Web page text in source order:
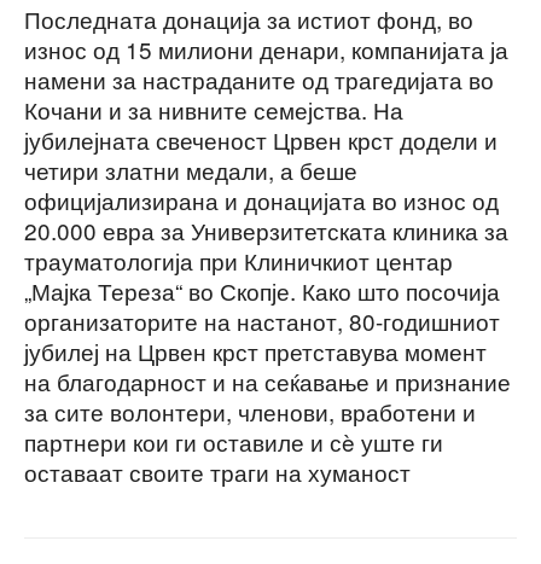
Последната донација за истиот фонд, во
износ од 15 милиони денари, компанијата ја
намени за настраданите од трагедијата во
Кочани и за нивните семејства. На
јубилејната свеченост Црвен крст додели и
четири златни медали, а беше
официјализирана и донацијата во износ од
20.000 евра за Универзитетската клиника за
трауматологија при Клиничкиот центар
„Мајка Тереза“ во Скопје. Како што посочија
организаторите на настанот, 80-годишниот
јубилеј на Црвен крст претставува момент
на благодарност и на сеќавање и признание
за сите волонтери, членови, вработени и
партнери кои ги оставиле и сè уште ги
оставаат своите траги на хуманост